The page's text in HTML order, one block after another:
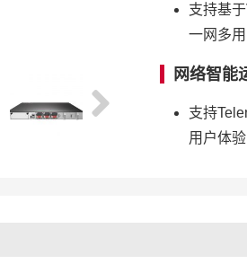
支持基
一网多
网络智能
支持
用户体